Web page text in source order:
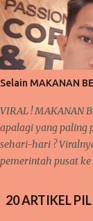
berkaitan dengan
bahas pada
Pernahkah anda
kegiatan akan
kerjanya sudah
matematika, fisika,
Selain MAKANAN
VIRAL ! MAKANAN
apalagi yang paling
sehari-hari ?
pemerintah pusat
begitu juga di
20 ARTIKEL